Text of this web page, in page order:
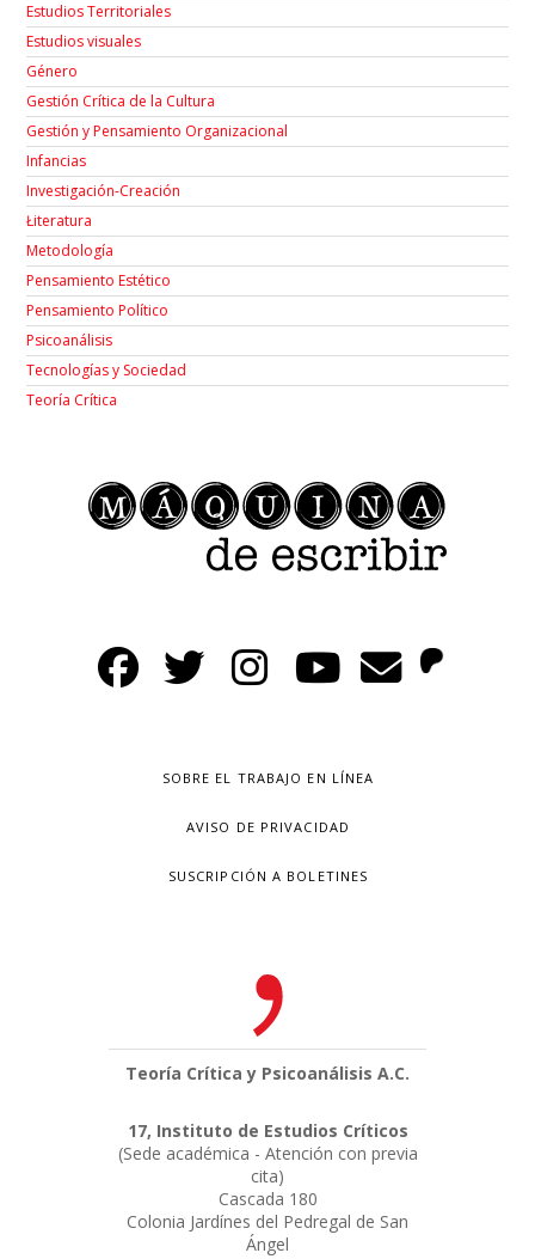
Estudios Territoriales
Estudios visuales
Género
Gestión Crítica de la Cultura
Gestión y Pensamiento Organizacional
Infancias
Investigación-Creación
Łiteratura
Metodología
Pensamiento Estético
Pensamiento Político
Psicoanálisis
Tecnologías y Sociedad
Teoría Crítica
SOBRE EL TRABAJO EN LÍNEA
AVISO DE PRIVACIDAD
SUSCRIPCIÓN A BOLETINES
Teoría Crítica y Psicoanálisis A.C.
17, Instituto de Estudios Críticos
(Sede académica - Atención con previa
cita)
Cascada 180
Colonia Jardínes del Pedregal de San
Ángel